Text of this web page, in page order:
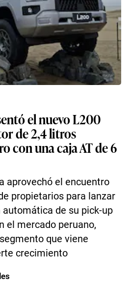
el nuevo L200
de 2,4 litros
con una caja AT de 6
aprovechó el encuentro
propietarios para lanzar
automática de su pick-up
el mercado peruano,
que viene
crecimiento